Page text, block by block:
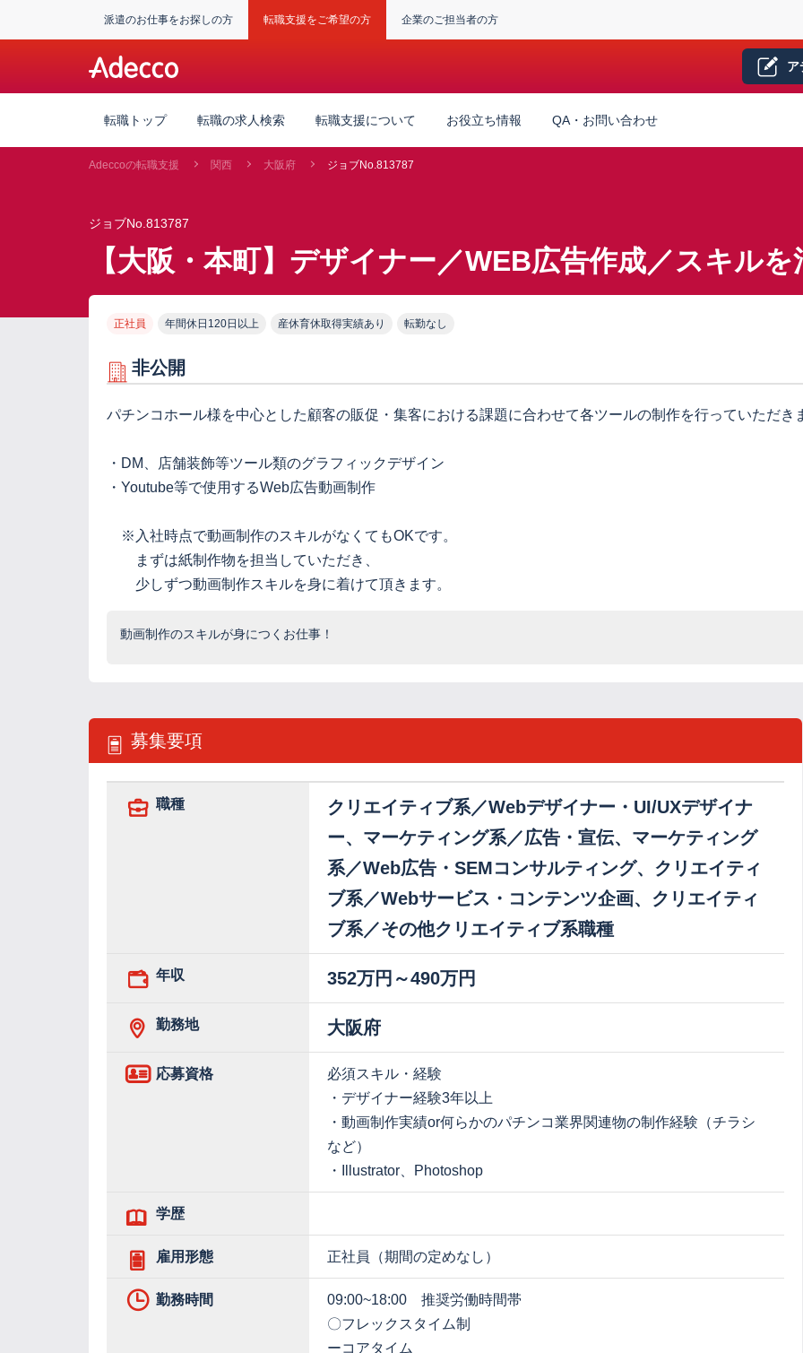
派遣のお仕事をお探しの方 転職支援をご希望の方 企業のご担当者の方
ア
転職トップ 転職の求人検索 転職支援について お役立ち情報 QA・お問い合わせ
Adeccoの転職支援 関西 大阪府 ジョブNo.813787
ジョブNo.813787
【大阪・本町】デザイナー／WEB広告作成／スキル
正社員 年間休日120日以上 産休育休取得実績あり 転勤なし
非公開
パチンコホール様を中心とした顧客の販促・集客における課題に合わせて各ツールの制作を行っていただき
・DM、店舗装飾等ツール類のグラフィックデザイン
・Youtube等で使用するWeb広告動画制作
※入社時点で動画制作のスキルがなくてもOKです。
まずは紙制作物を担当していただき、
少しずつ動画制作スキルを身に着けて頂きます。
動画制作のスキルが身につくお仕事！
募集要項
職種
クリエイティブ系／Webデザイナー・UI/UXデザイナ
ー、マーケティング系／広告・宣伝、マーケティング
系／Web広告・SEMコンサルティング、クリエイティ
ブ系／Webサービス・コンテンツ企画、クリエイティ
ブ系／その他クリエイティブ系職種
年収 352万円～490万円
勤務地 大阪府
応募資格
必須スキル・経験
・デザイナー経験3年以上
・動画制作実績or何らかのパチンコ業界関連物の制作経験（チラシ
など）
・Illustrator、Photoshop
学歴
雇用形態 正社員（期間の定めなし）
勤務時間
09:00~18:00 推奨労働時間帯
〇フレックスタイム制
ーコアタイム